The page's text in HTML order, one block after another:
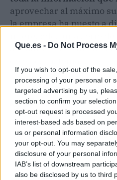
Que.es - Do Not Process
If you wish to opt-out of the
processing of your personal or
targeted advertising by us,
section to confirm your
opt-out request is processed
interest-based ads based on
us or personal information
your opt-out. You may
disclosure of your personal
IAB’s list of downstream
also be disclosed by us to third
aprovechar al máximo
la empresa ha puesto a
interesados una serie
ayudarles en la
Artículo anterior
Noticias Ambientales
permite mantenerse
informado sobre las
especies en peligro de
extinción